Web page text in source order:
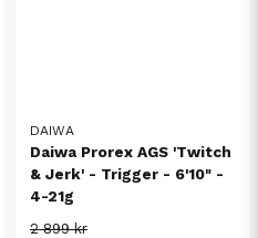
DAIWA
Daiwa Prorex AGS 'Twitch
& Jerk' - Trigger - 6'10" -
4-21g
2 899 kr